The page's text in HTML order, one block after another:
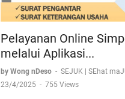
Pelayanan Online
melalui Aplikasi...
by Wong nDeso - SEJUK | SEhat
23/4/2025 - 755 Views